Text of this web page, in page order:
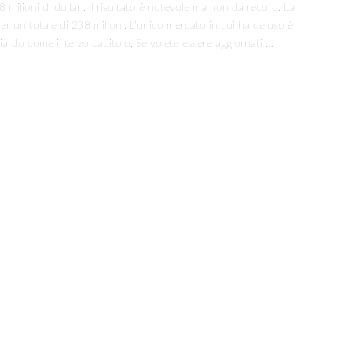
milioni di dollari. Il risultato è notevole ma non da record. La
un totale di 238 milioni. L’unico mercato in cui ha deluso è
come il terzo capitolo. Se volete essere aggiornati …